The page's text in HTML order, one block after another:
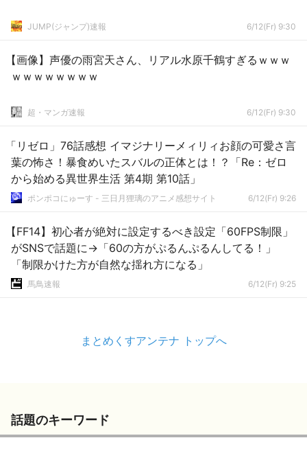
JUMP(ジャンプ)速報 6/12(Fr) 9:30
【画像】声優の雨宮天さん、リアル水原千鶴すぎるｗｗｗ
ｗｗｗｗｗｗｗｗ
超・マンガ速報 6/12(Fr) 9:30
「リゼロ」76話感想 イマジナリーメィリィお顔の可愛さ言
葉の怖さ！暴食めいたスバルの正体とは！？「Re：ゼロ
から始める異世界生活 第4期 第10話」
ポンポコにゅーす - 三日月狸璃のアニメ感想サイト 6/12(Fr) 9:26
【FF14】初心者が絶対に設定するべき設定「60FPS制限」
がSNSで話題に→「60の方がぷるんぷるんしてる！」
「制限かけた方が自然な揺れ方になる」
馬鳥速報 6/12(Fr) 9:25
まとめくすアンテナ トップへ
話題のキーワード